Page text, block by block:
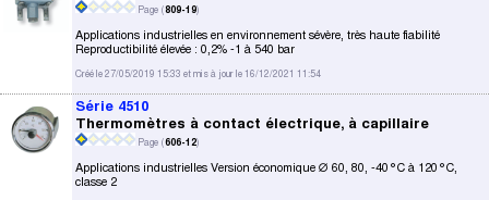
Page (809-19)
Applications industrielles en environnement sévère, très haute fiabilité
Reproductibilité élevée : 0,2% -1 à 540 bar
Créé le 27/05/2019 15:33 et mis à jour le 16/12/2021 11:54
Série 4510
Thermomètres à contact électrique, à capillaire
Page (606-12)
Applications industrielles Version économique ∅ 60, 80, -40°C à 120°C,
classe 2